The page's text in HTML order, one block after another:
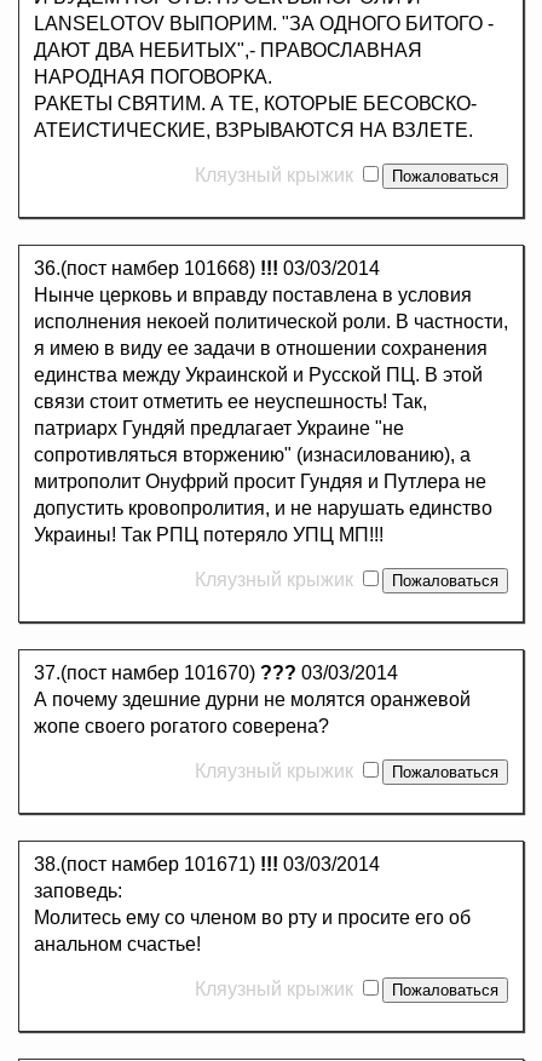
LANSELOTOV ВЫПОРИМ. "ЗА ОДНОГО БИТОГО -
ДАЮТ ДВА НЕБИТЫХ",- ПРАВОСЛАВНАЯ
НАРОДНАЯ ПОГОВОРКА.
РАКЕТЫ СВЯТИМ. А ТЕ, КОТОРЫЕ БЕСОВСКО-
АТЕИСТИЧЕСКИЕ, ВЗРЫВАЮТСЯ НА ВЗЛЕТЕ.
Кляузный крыжик
36.(пост намбер 101668) !!! 03/03/2014
Нынче церковь и вправду поставлена в условия
исполнения некоей политической роли. В частности,
я имею в виду ее задачи в отношении сохранения
единства между Украинской и Русской ПЦ. В этой
связи стоит отметить ее неуспешность! Так,
патриарх Гундяй предлагает Украине "не
сопротивляться вторжению" (изнасилованию), а
митрополит Онуфрий просит Гундяя и Путлера не
допустить кровопролития, и не нарушать единство
Украины! Так РПЦ потеряло УПЦ МП!!!
Кляузный крыжик
37.(пост намбер 101670) ??? 03/03/2014
А почему здешние дурни не молятся оранжевой
жопе своего рогатого соверена?
Кляузный крыжик
38.(пост намбер 101671) !!! 03/03/2014
заповедь:
Молитесь ему со членом во рту и просите его об
анальном счастье!
Кляузный крыжик